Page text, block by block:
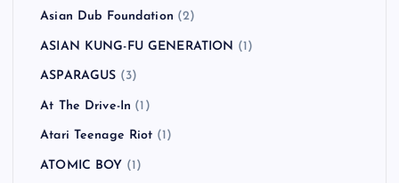
Asian Dub Foundation (2)
ASIAN KUNG-FU GENERATION (1)
ASPARAGUS (3)
At The Drive-In (1)
Atari Teenage Riot (1)
ATOMIC BOY (1)